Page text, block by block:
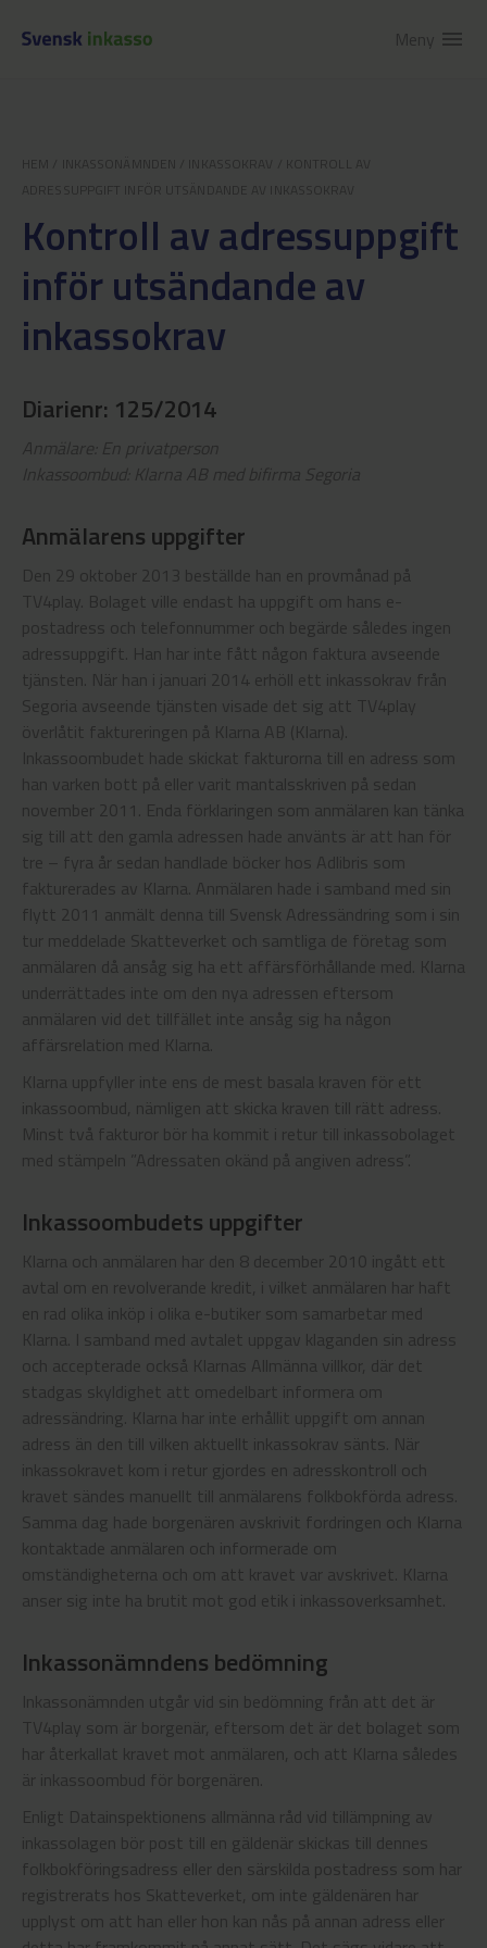
Meny menu
KONTROLL AV
ADRESSUPPGIFT INFÖR UTSÄNDANDE AV INKASSOKRAV
Kontroll av adressuppgift
inför utsändande av
inkassokrav
Diarienr: 125/2014
Anmälare: En privatperson
Inkassoombud: Klarna AB med bifirma Segoria
Anmälarens uppgifter
Den 29 oktober 2013 beställde han en provmånad på
TV4play. Bolaget ville endast ha uppgift om hans e-
postadress och telefonnummer och begärde således ingen
adressuppgift. Han har inte fått någon faktura avseende
tjänsten. När han i januari 2014 erhöll ett inkassokrav från
Segoria avseende tjänsten visade det sig att TV4play
överlåtit faktureringen på Klarna AB (Klarna).
Inkassoombudet hade skickat fakturorna till en adress som
han varken bott på eller varit mantalsskriven på sedan
november 2011. Enda förklaringen som anmälaren kan tänka
sig till att den gamla adressen hade använts är att han för
tre – fyra år sedan handlade böcker hos Adlibris som
fakturerades av Klarna. Anmälaren hade i samband med sin
flytt 2011 anmält denna till Svensk Adressändring som i sin
tur meddelade Skatteverket och samtliga de företag som
anmälaren då ansåg sig ha ett affärsförhållande med. Klarna
underrättades inte om den nya adressen eftersom
anmälaren vid det tillfället inte ansåg sig ha någon
affärsrelation med Klarna.
Klarna uppfyller inte ens de mest basala kraven för ett
inkassoombud, nämligen att skicka kraven till rätt adress.
Minst två fakturor bör ha kommit i retur till inkassobolaget
med stämpeln ”Adressaten okänd på angiven adress”.
Inkassoombudets uppgifter
Klarna och anmälaren har den 8 december 2010 ingått ett
avtal om en revolverande kredit, i vilket anmälaren har haft
en rad olika inköp i olika e-butiker som samarbetar med
Klarna. I samband med avtalet uppgav klaganden sin adress
och accepterade också Klarnas Allmänna villkor, där det
stadgas skyldighet att omedelbart informera om
adressändring. Klarna har inte erhållit uppgift om annan
adress än den till vilken aktuellt inkassokrav sänts. När
inkassokravet kom i retur gjordes en adresskontroll och
kravet sändes manuellt till anmälarens folkbokförda adress.
Samma dag hade borgenären avskrivit fordringen och Klarna
kontaktade anmälaren och informerade om
omständigheterna och om att kravet var avskrivet. Klarna
anser sig inte ha brutit mot god etik i inkassoverksamhet.
Inkassonämndens bedömning
Inkassonämnden utgår vid sin bedömning från att det är
TV4play som är borgenär, eftersom det är det bolaget som
har återkallat kravet mot anmälaren, och att Klarna således
är inkassoombud för borgenären.
Enligt Datainspektionens allmänna råd vid tillämpning av
inkassolagen bör post till en gäldenär skickas till dennes
folkbokföringsadress eller den särskilda postadress som har
registrerats hos Skatteverket, om inte gäldenären har
upplyst om att han eller hon kan nås på annan adress eller